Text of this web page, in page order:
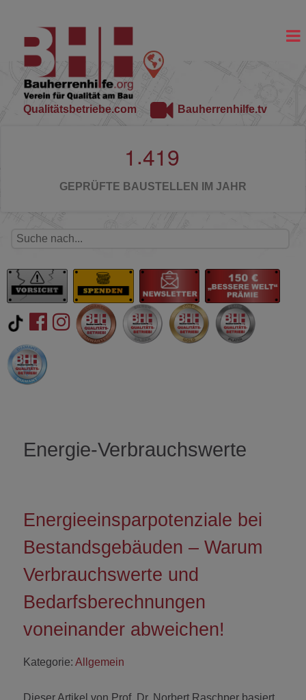
Qualitätsbetriebe.com Bauherrenhilfe.tv
1 .419
GEPRÜFTE BAUSTELLEN IM JAHR
Energie-Verbrauchswerte
Energieeinsparpotenziale bei
Bestandsgebäuden – Warum
Verbrauchswerte und
Bedarfsberechnungen
voneinander abweichen!
Kategorie: Allgemein